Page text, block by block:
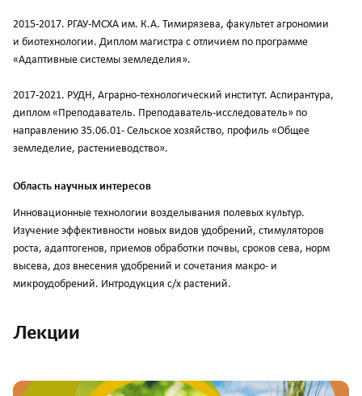
2015-2017. РГАУ-МСХА им. К.А. Тимирязева, факультет агрономии
и биотехнологии. Диплом магистра с отличием по программе
«Адаптивные системы земледелия».
2017-2021. РУДН, Аграрно-технологический институт. Аспирантура,
диплом «Преподаватель. Преподаватель-исследователь» по
направлению 35.06.01- Сельское хозяйство, профиль «Общее
земледелие, растениеводство».
Область научных интересов
Инновационные технологии возделывания полевых культур.
Изучение эффективности новых видов удобрений, стимуляторов
роста, адаптогенов, приемов обработки почвы, сроков сева, норм
высева, доз внесения удобрений и сочетания макро- и
микроудобрений. Интродукция с/х растений.
Лекции